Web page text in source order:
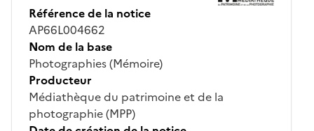
Référence de la notice
AP66L004662
Nom de la base
Photographies (Mémoire)
Producteur
Médiathèque du patrimoine et de la
photographie (MPP)